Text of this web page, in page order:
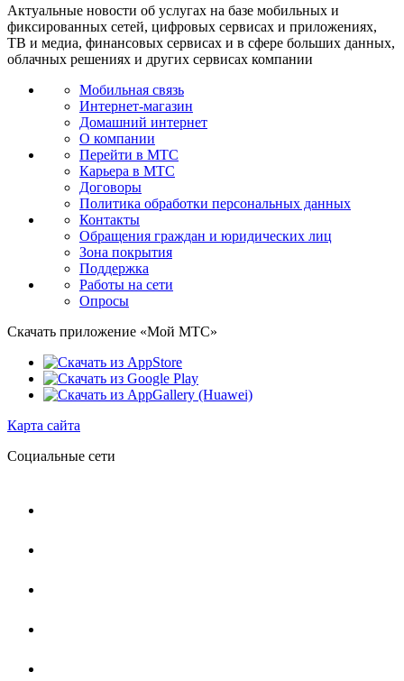
Актуальные новости об услугах на базе мобильных и
фиксированных сетей, цифровых сервисах и приложениях,
ТВ и медиа, финансовых сервисах и в сфере больших данных,
облачных решениях и других сервисах компании
Мобильная связь
Интернет-магазин
Домашний интернет
О компании
Перейти в МТС
Карьера в МТС
Договоры
Политика обработки персональных данных
Контакты
Обращения граждан и юридических лиц
Зона покрытия
Поддержка
Работы на сети
Опросы
Скачать приложение «Мой МТС»
Карта сайта
Социальные сети